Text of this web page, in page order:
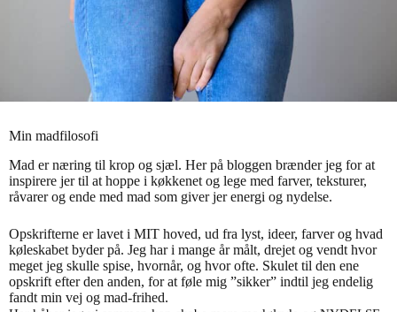
Min madfilosofi
Mad er næring til krop og sjæl. Her på bloggen brænder jeg for at
inspirere jer til at hoppe i køkkenet og lege med farver, teksturer,
råvarer og ende med mad som giver jer energi og nydelse.
Opskrifterne er lavet i MIT hoved, ud fra lyst, ideer, farver og hvad
køleskabet byder på. Jeg har i mange år målt, drejet og vendt hvor
meget jeg skulle spise, hvornår, og hvor ofte. Skulet til den ene
opskrift efter den anden, for at føle mig ”sikker” indtil jeg endelig
fandt min vej og mad-frihed.